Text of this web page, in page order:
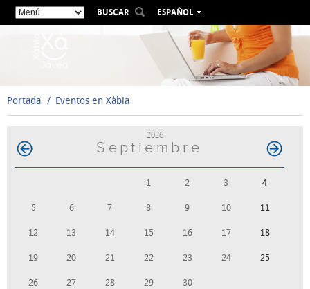
BUSCAR
ESPAÑOL
VALENCIÀ
ENGLISH
FRANÇAIS
Portada Eventos en Xàbia
2026
Septiembre
1 2 3 4
5 6 7 8 9 10 11
12 13 14 15 16 17 18
19 20 21 22 23 24 25
26 27 28 29 30